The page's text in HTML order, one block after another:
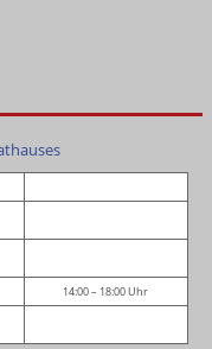
14:00 – 18:00 Uhr